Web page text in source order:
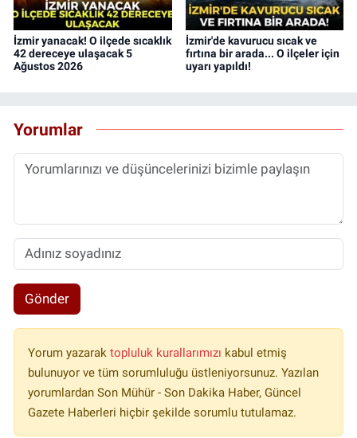
İzmir yanacak! O ilçede sıcaklık
42 dereceye ulaşacak 5
Ağustos 2026
İzmir'de kavurucu sıcak ve
fırtına bir arada... O ilçeler için
uyarı yapıldı!
Yorumlar
Gönder
Yorum yazarak topluluk kurallarımızı kabul etmiş
bulunuyor ve tüm sorumluluğu üstleniyorsunuz. Yazılan
yorumlardan Son Mühür - Son Dakika Haber, Güncel
Gazete Haberleri hiçbir şekilde sorumlu tutulamaz.